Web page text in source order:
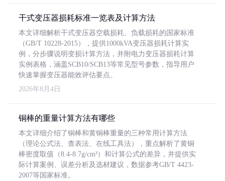
干式变压器损耗标准一览表及计算方法
本文详细解析干式变压器空载损耗、负载损耗的国家标准
（GB/T 10228-2015），提供1000kVA变压器损耗计算实
例，分步骤说明变损计算方法，并附电力变压器损耗计算
实例表格，涵盖SCB10/SCB13等常见型号参数，指导用户
快速掌握变压器能效评估要点。
2026年8月4日
铜棒的重量计算方法有哪些
本文详细介绍了铜棒和黄铜棒重量的三种常用计算方法
（理论公式法、查表法、在线工具法），重点解析了黄铜
棒密度取值（8.4-8.7g/cm³）和计算公式的差异，并提供实
际计算案例、误差分析及选材建议，数据参考GB/T 4423-
2007等国家标准。